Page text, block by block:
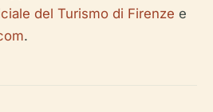
del Turismo di Firenze e
.